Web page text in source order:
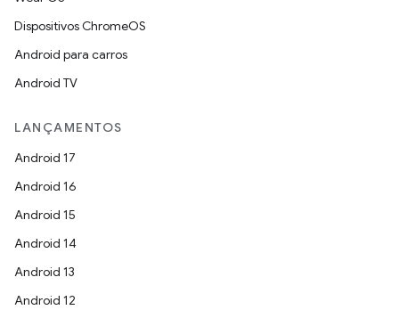
Dispositivos ChromeOS
Android para carros
Android TV
LANÇAMENTOS
Android 17
Android 16
Android 15
Android 14
Android 13
Android 12